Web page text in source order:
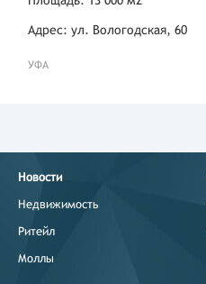
Адрес: ул. Вологодская, 60
УФА
Новости
Недвижимость
Ритейл
Моллы